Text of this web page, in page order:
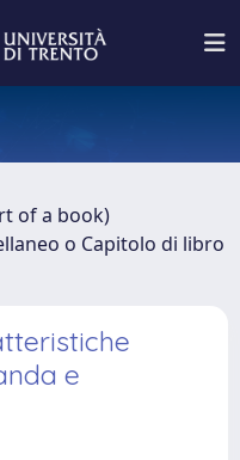
of a book)
o Capitolo di libro
e